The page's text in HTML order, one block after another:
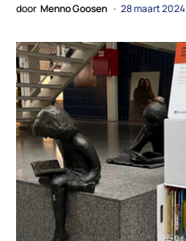
door Menno Goosen 28 maart 2024